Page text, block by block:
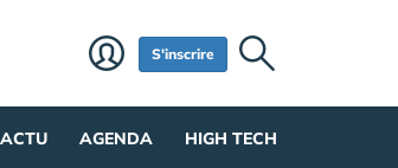
S'inscrire
ACTU AGENDA HIGH TECH